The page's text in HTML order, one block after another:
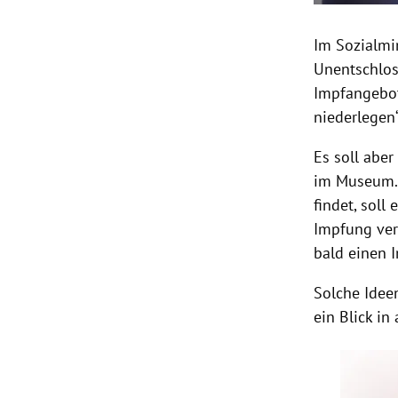
Im
Es soll
im
findet, soll
Impfung
bald einen
Solche
ein Blick in